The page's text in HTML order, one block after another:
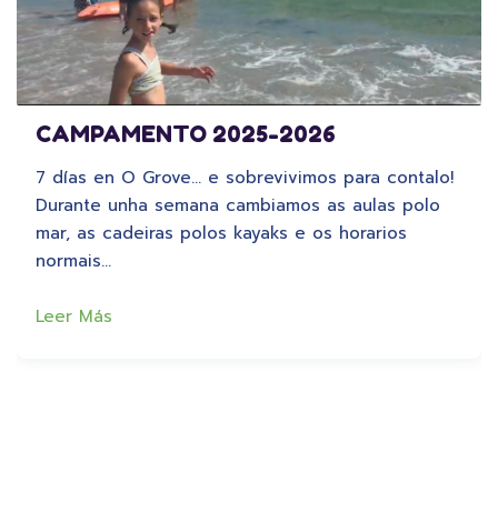
CAMPAMENTO 2025-2026
7 días en O Grove… e sobrevivimos para contalo!
Durante unha semana cambiamos as aulas polo
mar, as cadeiras polos kayaks e os horarios
normais…
Leer Más